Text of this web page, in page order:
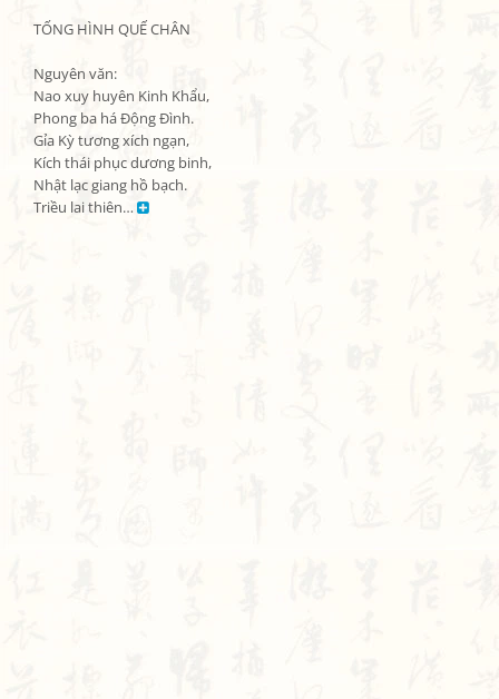
TỐNG HÌNH QUẾ CHÂN
Nguyên văn:
Nao xuy huyên Kinh Khẩu,
Phong ba há Động Đình.
Gỉa Kỳ tương xích ngạn,
Kích thái phục dương binh,
Nhật lạc giang hồ bạch.
Triều lai thiên…